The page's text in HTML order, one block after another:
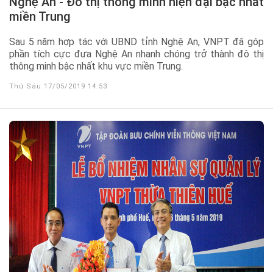
miền Trung
Sau 5 năm hợp tác với UBND tỉnh Nghệ An, VNPT đã góp
phần tích cực đưa Nghệ An nhanh chóng trở thành đô thị
thông minh bậc nhất khu vực miền Trung.
Thứ Sáu 17/05/2019 14:53